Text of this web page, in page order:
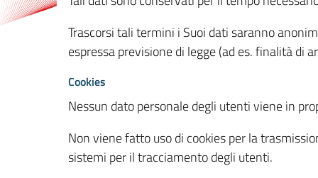
Trascorsi tali termini i Suoi dati saranno
espressa previsione di legge (ad es. finalità di
Cookies
Nessun dato personale degli utenti viene in
Non viene fatto uso di cookies per la
sistemi per il tracciamento degli utenti.